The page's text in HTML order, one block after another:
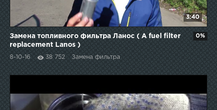
3:40
Замена топливного фильтра Ланос ( A fuel filter
replacement Lanos )
8-10-16 38 752 Замена фильтра
0%